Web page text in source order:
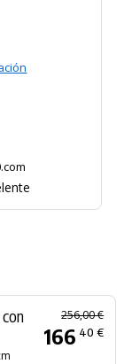
256,00 €
166 40 €